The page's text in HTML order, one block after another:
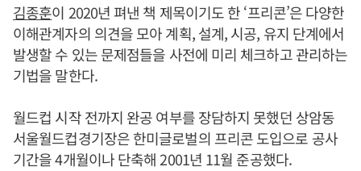
김종훈이 2020년 펴낸 책 제목이기도 한 ‘프리콘’은 다양한
이해관계자의 의견을 모아 계획, 설계, 시공, 유지 단계에서
발생할 수 있는 문제점들을 사전에 미리 체크하고 관리하는
기법을 말한다.
월드컵 시작 전까지 완공 여부를 장담하지 못했던 상암동
서울월드컵경기장은 한미글로벌의 프리콘 도입으로 공사
기간을 4개월이나 단축해 2001년 11월 준공했다.